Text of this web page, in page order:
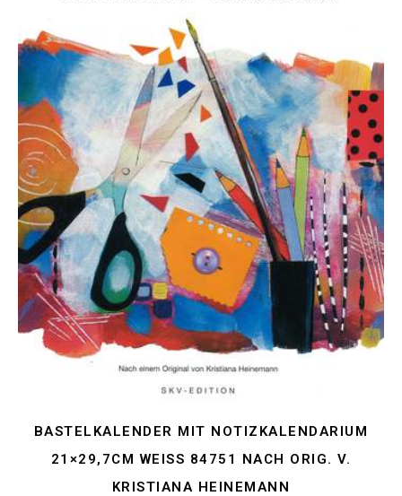
BASTELKALENDER MIT NOTIZKALENDARIUM
21×29,7CM WEISS 84751 NACH ORIG. V. K
RISTIANA HEINEMANN